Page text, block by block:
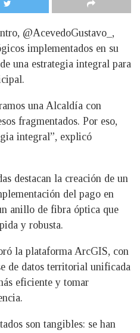
@AcevedoGustavo_,
implementados en su
una estrategia integral para
una Alcaldía con
fragmentados. Por eso,
integral”, explicó
destacan la creación de un
del pago en
anillo de fibra óptica que
y robusta.
la plataforma ArcGIS, con
de datos territorial unificada
eficiente y tomar
son tangibles: se han